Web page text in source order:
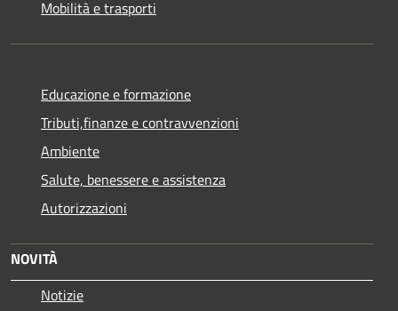
Mobilità e trasporti
Educazione e formazione
Tributi,finanze e contravvenzioni
Ambiente
Salute, benessere e assistenza
Autorizzazioni
NOVITÀ
Notizie